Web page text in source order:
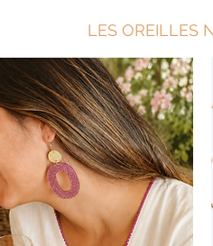
LES OREILLES